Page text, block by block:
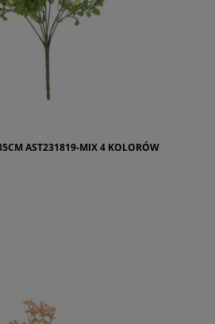
AST231819-MIX 4 KOLORÓW